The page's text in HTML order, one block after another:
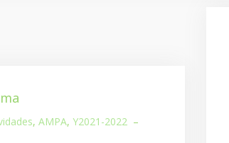
, AMPA, Y2021-2022 –